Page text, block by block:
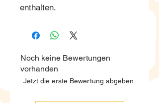
enthalten.
Noch keine Bewertungen
vorhanden
Jetzt die erste Bewertung abgeben.